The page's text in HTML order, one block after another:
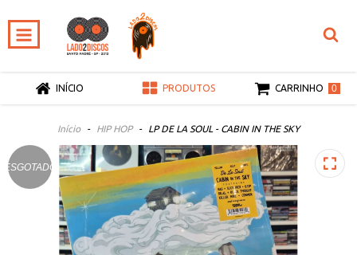
INÍCIO PRODUTOS CARRINHO 0
Início - HIP HOP - LP DE LA SOUL - CABIN IN THE SKY
ESGOTADO